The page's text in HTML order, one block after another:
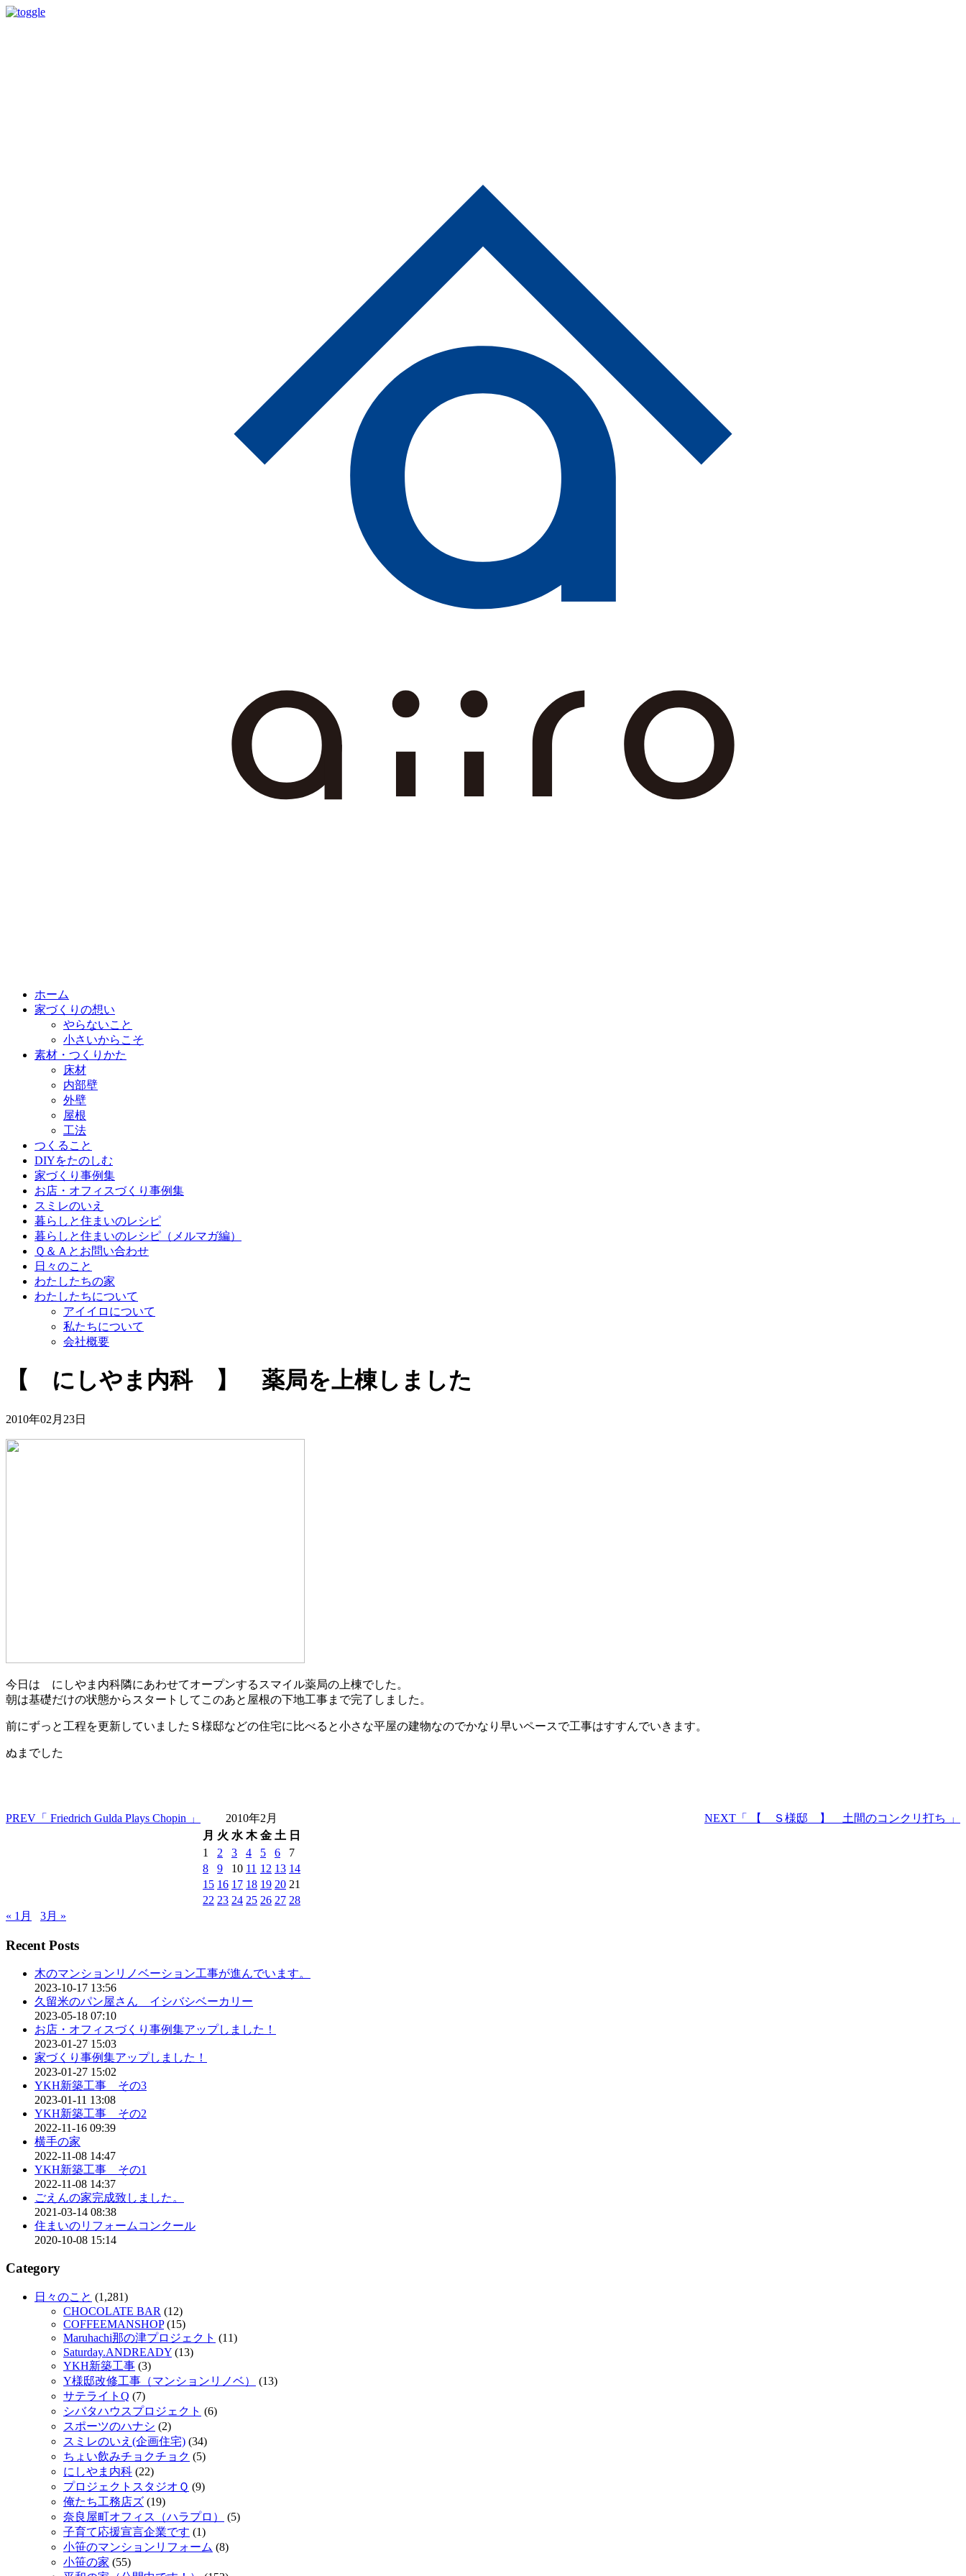
ホーム
家づくりの想い
やらないこと
小さいからこそ
素材・つくりかた
床材
内部壁
外壁
屋根
工法
つくること
DIYをたのしむ
家づくり事例集
お店・オフィスづくり事例集
スミレのいえ
暮らしと住まいのレシピ
暮らしと住まいのレシピ（メルマガ編）
Ｑ＆Ａとお問い合わせ
日々のこと
わたしたちの家
わたしたちについて
アイイロについて
私たちについて
会社概要
【 にしやま内科 】 薬局を上棟しました
2010年02月23日
今日は にしやま内科隣にあわせてオープンするスマイル薬局の上棟でした。
朝は基礎だけの状態からスタートしてこのあと屋根の下地工事まで完了しました。
前にずっと工程を更新していましたＳ様邸などの住宅に比べると小さな平屋の建物なのでかなり早いペースで工事はすすんでいきます。
ぬまでした
PREV 「 Friedrich Gulda Plays Chopin 」 NEXT 「 【 Ｓ様邸 】 土間のコンクリ打ち 」
2010年2月
月 火 水 木 金 土 日
1
2 3 4 5 6
7
8
9 10 11 12 13 14
15 16 17 18 19 20 21
22 23 24 25 26 27 28
« 1月
3月 »
Recent Posts
木のマンションリノベーション工事が進んでいます。
2023-10-17 13:56
久留米のパン屋さん イシバシベーカリー
2023-05-18 07:10
お店・オフィスづくり事例集アップしました！
2023-01-27 15:03
家づくり事例集アップしました！
2023-01-27 15:02
YKH新築工事 その3
2023-01-11 13:08
YKH新築工事 その2
2022-11-16 09:39
横手の家
2022-11-08 14:47
YKH新築工事 その1
2022-11-08 14:37
ごえんの家完成致しました。
2021-03-14 08:38
住まいのリフォームコンクール
2020-10-08 15:14
Category
日々のこと (1,281)
CHOCOLATE BAR (12)
COFFEEMANSHOP(15)
Maruhachi那の津プロジェクト (11)
Saturday.ANDREADY (13)
YKH新築工事 (3)
Y様邸改修工事（マンションリノベ）
(13)
サテライトQ (7)
シバタハウスプロジェクト (6)
スポーツのハナシ (2)
スミレのいえ(企画住宅) (34)
ちょい飲みチョクチョク (5)
にしやま内科 (22)
プロジェクトスタジオＱ (9)
俺たち工務店ズ (19)
奈良屋町オフィス（ハラプロ）
(5)
子育て応援宣言企業です (1)
小笹のマンションリフォーム (8)
小笹の家 (55)